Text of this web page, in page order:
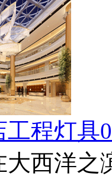
工程灯具
大西洋之